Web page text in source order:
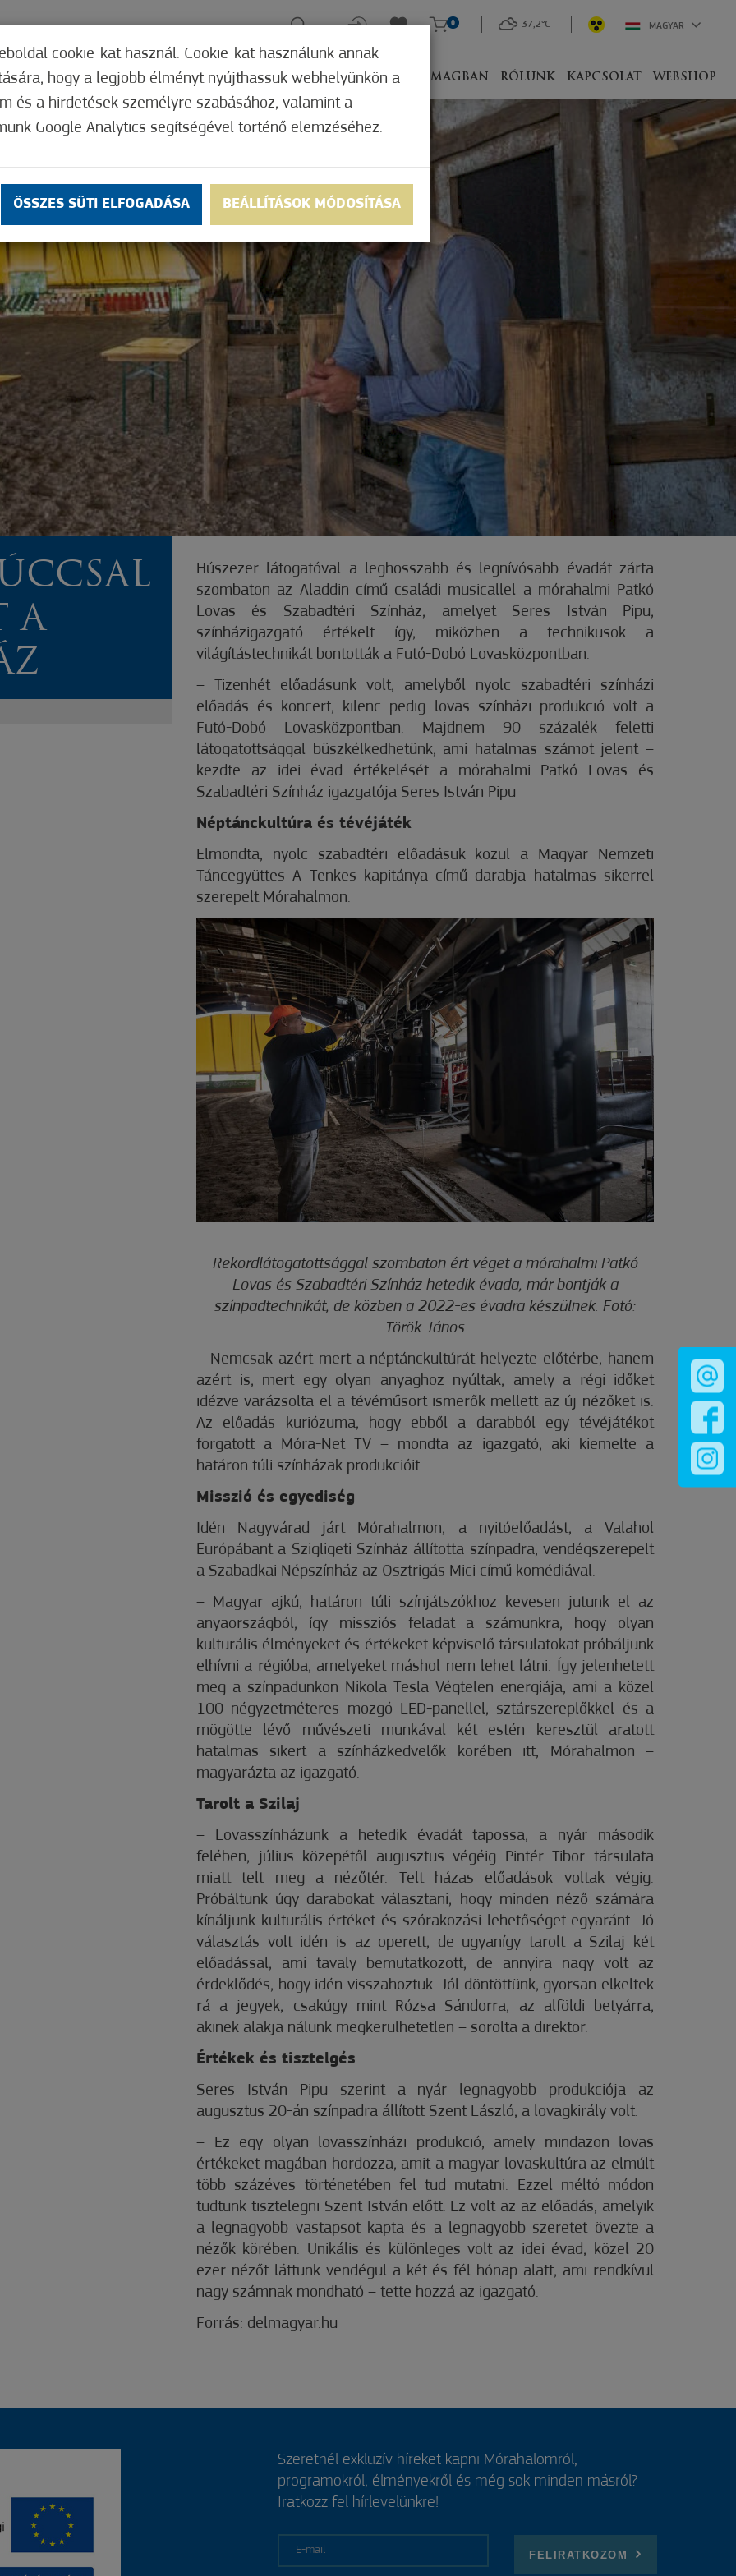
ZÖLD FÓKUSZ GYÓGYHELY MERRE, MIVEL CSOMAGBAN RÓLUNK KAPCSOLAT WEBSHOP
0 37,2°C MAGYAR
A
Húszezer látogatóval a leghosszabb és legnívósabb évadát zárta
szombaton az Aladdin című családi musicallel a mórahalmi Patkó
Lovas és Szabadtéri Színház, amelyet Seres István Pipu,
színházigazgató értékelt így, miközben a technikusok a
világítástechnikát bontották a Futó-Dobó Lovasközpontban.
– Tizenhét előadásunk volt, amelyből nyolc szabadtéri színházi
előadás és koncert, kilenc pedig lovas színházi produkció volt a
Futó-Dobó Lovasközpontban. Majdnem 90 százalék feletti
látogatottsággal büszkélkedhetünk, ami hatalmas számot jelent –
kezdte az idei évad értékelését a mórahalmi Patkó Lovas és
Szabadtéri Színház igazgatója Seres István Pipu
Néptánckultúra és tévéjáték
Elmondta, nyolc szabadtéri előadásuk közül a Magyar Nemzeti
Táncegyüttes A Tenkes kapitánya című darabja hatalmas sikerrel
szerepelt Mórahalmon.
Rekordlátogatottsággal szombaton ért véget a mórahalmi Patkó
Lovas és Szabadtéri Színház hetedik évada, már bontják a
színpadtechnikát, de közben a 2022-es évadra készülnek. Fotó:
Török János
– Nemcsak azért mert a néptánckultúrát helyezte előtérbe, hanem
azért is, mert egy olyan anyaghoz nyúltak, amely a régi időket
idézve varázsolta el a tévéműsort ismerők mellett az új nézőket is.
Az előadás kuriózuma, hogy ebből a darabból egy tévéjátékot
forgatott a Móra-Net TV – mondta az igazgató, aki kiemelte a
határon túli színházak produkcióit.
Misszió és egyediség
Idén Nagyvárad járt Mórahalmon, a nyitóelőadást, a Valahol
Európábant a Szigligeti Színház állította színpadra, vendégszerepelt
a Szabadkai Népszínház az Osztrigás Mici című komédiával.
– Magyar ajkú, határon túli színjátszókhoz kevesen jutunk el az
anyaországból, így missziós feladat a számunkra, hogy olyan
kulturális élményeket és értékeket képviselő társulatokat próbáljunk
elhívni a régióba, amelyeket máshol nem lehet látni. Így jelenhetett
meg a színpadunkon Nikola Tesla Végtelen energiája, ami a közel
100 négyzetméteres mozgó LED-panellel, sztárszereplőkkel és a
mögötte lévő művészeti munkával két estén keresztül aratott
hatalmas sikert a színházkedvelők körében itt, Mórahalmon –
magyarázta az igazgató.
Tarolt a Szilaj
– Lovasszínházunk a hetedik évadát tapossa, a nyár második
felében, július közepétől augusztus végéig Pintér Tibor társulata
miatt telt meg a nézőtér. Telt házas előadások voltak végig.
Próbáltunk úgy darabokat választani, hogy minden néző számára
kínáljunk kulturális értéket és szórakozási lehetőséget egyaránt. Jó
választás volt idén is az operett, de ugyanígy tarolt a Szilaj két
előadással, ami tavaly bemutatkozott, de annyira nagy volt az
érdeklődés, hogy idén visszahoztuk. Jól döntöttünk, gyorsan elkeltek
rá a jegyek, csakúgy mint Rózsa Sándorra, az alföldi betyárra,
akinek alakja nálunk megkerülhetetlen – sorolta a direktor.
Értékek és tisztelgés
Seres István Pipu szerint a nyár legnagyobb produkciója az
augusztus 20-án színpadra állított Szent László, a lovagkirály volt.
– Ez egy olyan lovasszínházi produkció, amely mindazon lovas
értékeket magában hordozza, amit a magyar lovaskultúra az elmúlt
több százéves történetében fel tud mutatni. Ezzel méltó módon
tudtunk tisztelegni Szent István előtt. Ez volt az az előadás, amelyik
a legnagyobb vastapsot kapta és a legnagyobb szeretet övezte a
nézők körében. Unikális és különleges volt az idei évad, közel 20
ezer nézőt láttunk vendégül a két és fél hónap alatt, ami rendkívül
nagy számnak mondható – tette hozzá az igazgató.
Forrás: delmagyar.hu
cookie-kat használ. Cookie-kat használunk annak
hogy a legjobb élményt nyújthassuk webhelyünkön a
és a hirdetések személyre szabásához, valamint a
Google Analytics segítségével történő elemzéséhez.
ÖSSZES SÜTI ELFOGADÁSA BEÁLLÍTÁSOK MÓDOSÍTÁSA
Szeretnél exkluzív híreket kapni Mórahalomról,
programokról, élményekről és még sok minden másról?
Iratkozz fel hírlevelünkre!
FELIRATKOZOM